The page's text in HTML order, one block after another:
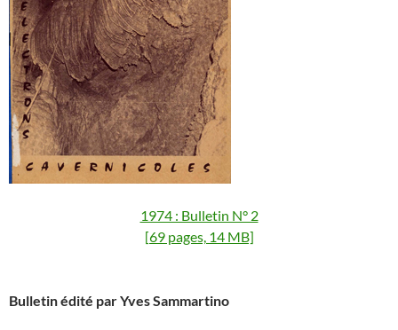
1974 : Bulletin N° 2
[69 pages, 14 MB]
Bulletin édité par Yves Sammartino